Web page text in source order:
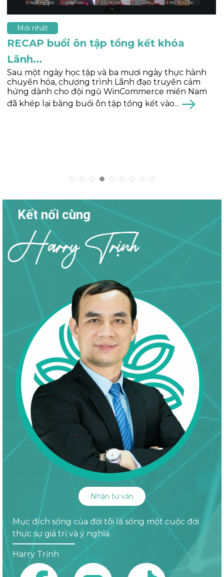
Mới nhất
RECAP buổi ôn tập tổng kết khóa
Lãnh...
Sau một ngày học tập và ba mươi ngày thực hành
chuyển hóa, chương trình Lãnh đạo truyền cảm
hứng dành cho đội ngũ WinCommerce miền Nam
đã khép lại bằng buổi ôn tập tổng kết vào...
Kết nối cùng
Harry Trịnh
Nhận tư vấn
Mục đích sống của đời tôi là sống một cuộc đời
thực sự giá trị và ý nghĩa
Harry Trịnh